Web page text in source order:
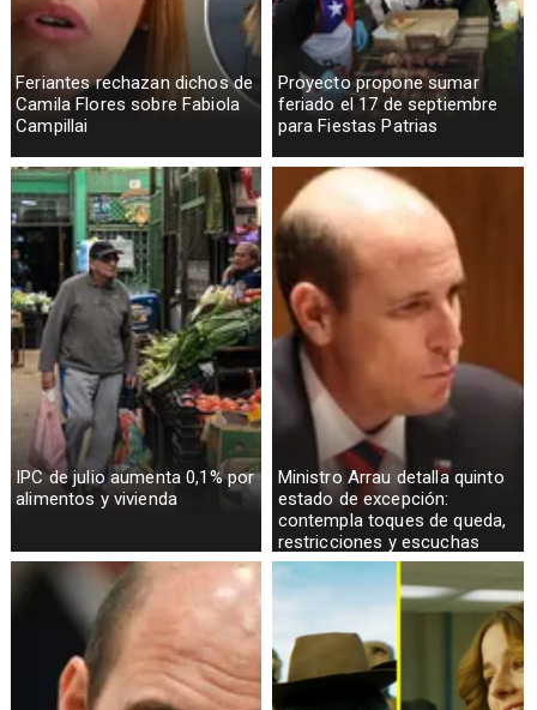
Feriantes rechazan dichos de
Camila Flores sobre Fabiola
Campillai
Proyecto propone sumar
feriado el 17 de septiembre
para Fiestas Patrias
IPC de julio aumenta 0,1% por
alimentos y vivienda
Ministro Arrau detalla quinto
estado de excepción:
contempla toques de queda,
restricciones y escuchas
telefónicas en zonas críticas